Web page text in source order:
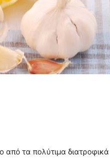
από τα πολύτιμα διατροφικά